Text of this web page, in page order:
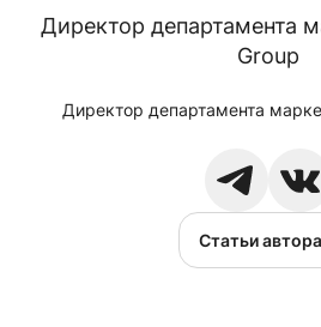
Директор департамента
Group
Директор департамента
Статьи